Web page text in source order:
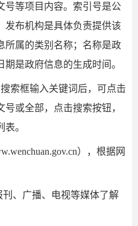
号等项目内容。索引号是公
发布机构是具体负责提供该
所属的类别名称；名称是政
是政府信息的生成时间。
索框输入关键词后，可点击
或全部，点击搜索按钮，
。
），根据网
、广播、电视等媒体了解